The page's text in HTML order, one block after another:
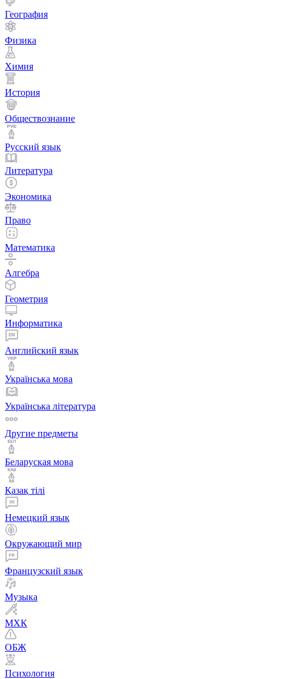
География
Физика
Химия
История
Обществознание
Русский язык
Литература
Экономика
Право
Математика
Алгебра
Геометрия
Информатика
Английский язык
Українська мова
Українська література
Другие предметы
Беларуская мова
Қазақ тiлi
Немецкий язык
Окружающий мир
Французский язык
Музыка
МХК
ОБЖ
Психология